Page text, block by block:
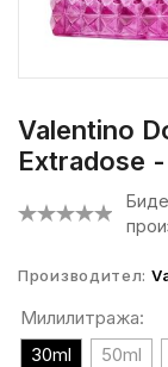
Valentino
Extradose
Производител:
Милилитража:
30ml
50ml